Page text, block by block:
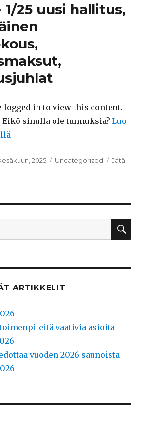
25 uusi hallitus,
logged in to view this content.
Eikö sinulla ole tunnuksia?Luo
2025 Kategoriat
Uncategorized
Jätä
ARTIKKELIT
vaativia asioita
vuoden 2026 saunoista